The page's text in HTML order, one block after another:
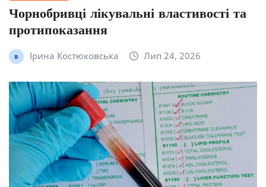
Чорнобривці лікувальні властивості та
протипоказання
Ірина Костюковська Лип 24, 2026